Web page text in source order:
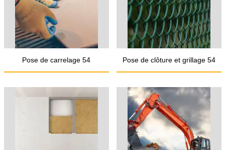
Pose de carrelage 54 Pose de clôture et grillage 54